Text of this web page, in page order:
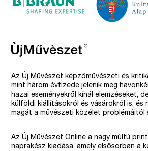
Az Új Művészet képzőművészeti és
mint három évtizede jelenik meg
hazai eseményekről kínál elemzéseket,
külföldi kiállításokról és vásárokról is, és
magát a művészeti közélet problémáitól
Az Új Művészet Online a nagy múltú
naprakész kiadása, amely elsősorban a